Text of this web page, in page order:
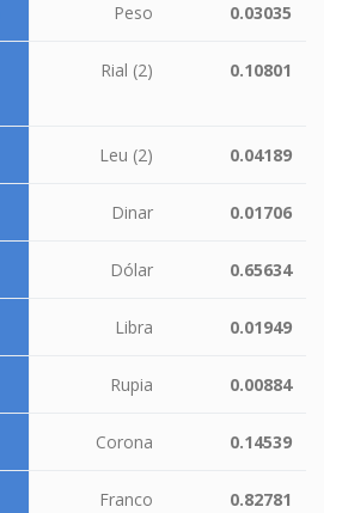
Peso 0.03035
Rial (2) 0.10801
Leu (2) 0.04189
Dinar 0.01706
Dólar 0.65634
Libra 0.01949
Rupia 0.00884
Corona 0.14539
Franco 0.82781